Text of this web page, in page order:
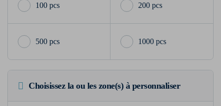
100 pcs 200 pcs
500 pcs 1000 pcs
Choisissez la ou les zone(s) à personnaliser